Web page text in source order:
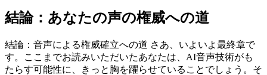
結論：あなたの声の権威への道
結論：音声による権威確立への道 さあ、いよいよ最終章で
す。ここまでお読みいただいたあなたは、AI音声技術がも
たらす可能性に、きっと胸を躍らせていることでしょう。そ